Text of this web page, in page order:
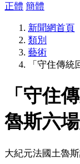
正體 簡體
新聞網首頁
類別
藝術
「守住傳
「守住
魯斯六
大紀元法國土魯